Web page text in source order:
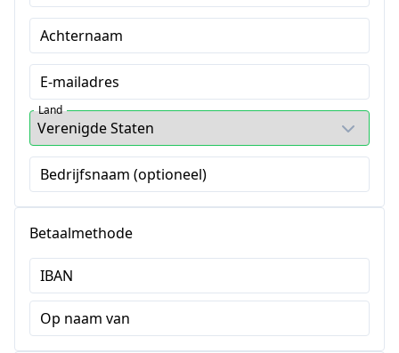
Achternaam
E-mailadres
Land
Bedrijfsnaam (optioneel)
Betaalmethode
IBAN
Op naam van